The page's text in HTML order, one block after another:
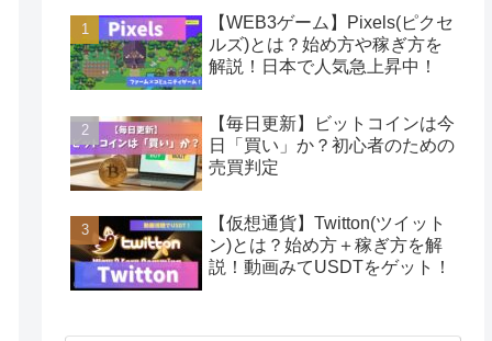
【WEB3ゲーム】Pixels(ピクセ
ルズ)とは？始め方や稼ぎ方を
解説！日本で人気急上昇中！
【毎日更新】ビットコインは今
日「買い」か？初心者のための
売買判定
【仮想通貨】Twitton(ツイット
ン)とは？始め方＋稼ぎ方を解
説！動画みてUSDTをゲット！